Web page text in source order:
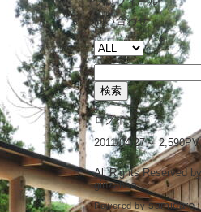
問い合わせ
ログイン
2011/04/27～
All Rights Reserved by
ginzanso
Powered bysamidare